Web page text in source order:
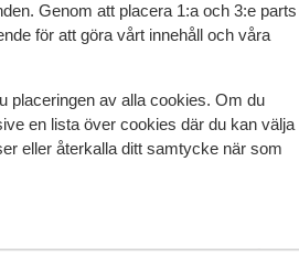
Genom att placera 1:a och 3:e parts
för att göra vårt innehåll och våra
placeringen av alla cookies. Om du
en lista över cookies där du kan välja
eller återkalla ditt samtycke när som
21 mars 2026
mais difficulté d' accès
jeunes enfants. Petit
Mais une fois sur les
le centre.
mais difficulté d' accès
jeunes enfants. Petit
Mais une fois sur les
le centre.